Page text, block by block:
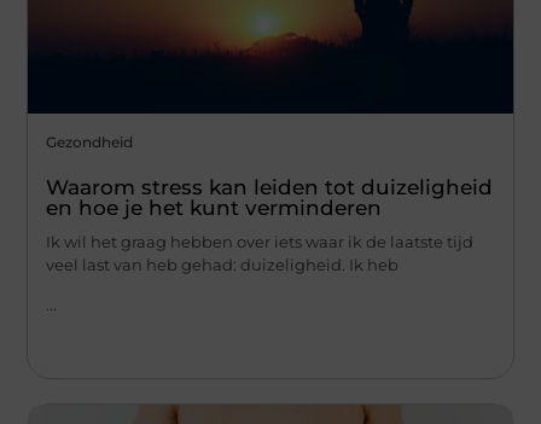
Gezondheid
Waarom stress kan leiden tot duizeligheid
en hoe je het kunt verminderen
Ik wil het graag hebben over iets waar ik de laatste tijd
veel last van heb gehad: duizeligheid. Ik heb
...